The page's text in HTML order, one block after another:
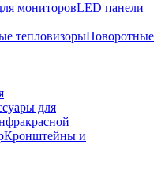
мониторовLED панели
тепловизорыПоворотные
для
Кронштейны и